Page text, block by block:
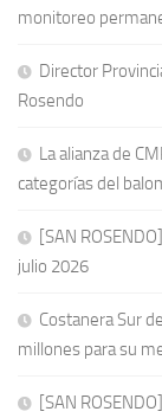
monitoreo
Director
Rosendo
La alianza de
categorías del
[SAN
julio 2026
Costanera Sur
millones para su
[SAN